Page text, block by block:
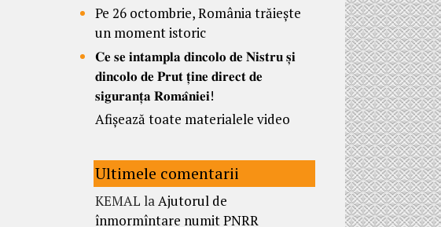
Pe 26 octombrie, România trăiește
un moment istoric
𝐂𝐞 𝐬𝐞 𝐢𝐧𝐭𝐚𝐦𝐩𝐥𝐚 𝐝𝐢𝐧𝐜𝐨𝐥𝐨 𝐝𝐞 𝐍𝐢𝐬𝐭𝐫𝐮 𝐬̦𝐢
𝐝𝐢𝐧𝐜𝐨𝐥𝐨 𝐝𝐞 𝐏𝐫𝐮𝐭 𝐭̦𝐢𝐧𝐞 𝐝𝐢𝐫𝐞𝐜𝐭 𝐝𝐞
𝐬𝐢𝐠𝐮𝐫𝐚𝐧𝐭̦𝐚 𝐑𝐨𝐦𝐚̂𝐧𝐢𝐞𝐢!
Afișează toate materialele video
Ultimele comentarii
KEMAL laAjutorul de
înmormîntare numit PNRR